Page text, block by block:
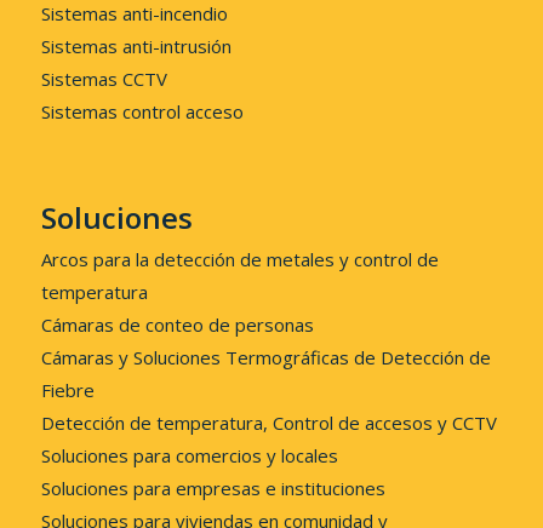
Sistemas anti-incendio
Sistemas anti-intrusión
Sistemas CCTV
Sistemas control acceso
Soluciones
Arcos para la detección de metales y control de
temperatura
Cámaras de conteo de personas
Cámaras y Soluciones Termográficas de Detección de
Fiebre
Detección de temperatura, Control de accesos y CCTV
Soluciones para comercios y locales
Soluciones para empresas e instituciones
Soluciones para viviendas en comunidad y